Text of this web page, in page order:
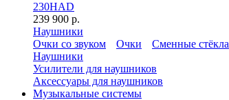
230HAD
239 900 р.
Наушники
Очки со звуком
Очки
Сменные стёкла
Наушники
Усилители для наушников
Аксессуары для наушников
Музыкальные системы